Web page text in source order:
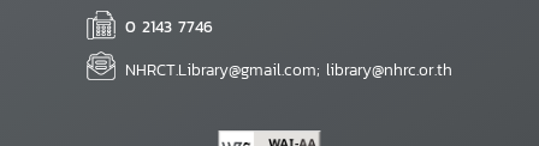
0 2143 7746
NHRCT.Library@gmail.com; library@nhrc.or.th